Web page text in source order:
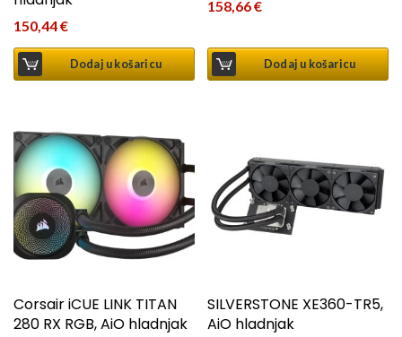
150,44€
Dodaj u košaricu
158,66€
Dodaj u košaricu
Corsair iCUE LINK TITAN
280 RX RGB, AiO hladnjak
SILVERSTONE XE360-TR5,
AiO hladnjak